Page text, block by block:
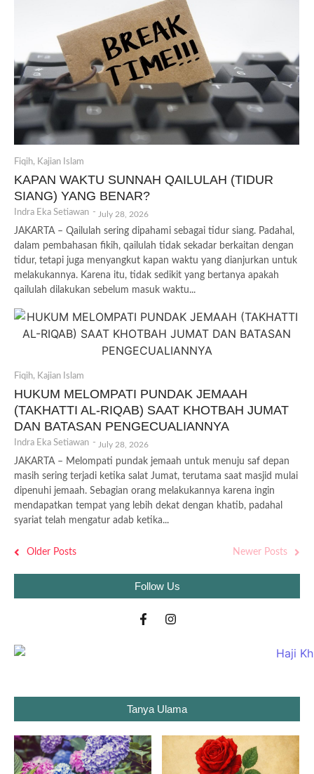
Fiqih, Kajian Islam
KAPAN WAKTU SUNNAH QAILULAH (TIDUR
SIANG) YANG BENAR?
Indra Eka Setiawan - July 28, 2026
JAKARTA – Qailulah sering dipahami sebagai tidur siang. Padahal,
dalam pembahasan fikih, qailulah tidak sekadar berkaitan dengan
tidur, tetapi juga menyangkut kapan waktu yang dianjurkan untuk
melakukannya. Karena itu, tidak sedikit yang bertanya apakah
qailulah dilakukan sebelum masuk waktu...
Fiqih, Kajian Islam
HUKUM MELOMPATI PUNDAK JEMAAH
(TAKHATTI AL-RIQAB) SAAT KHOTBAH JUMAT
DAN BATASAN PENGECUALIANNYA
Indra Eka Setiawan - July 28, 2026
JAKARTA – Melompati pundak jemaah untuk menuju saf depan
masih sering terjadi ketika salat Jumat, terutama saat masjid mulai
dipenuhi jemaah. Sebagian orang melakukannya karena ingin
mendapatkan tempat yang lebih dekat dengan khatib, padahal
syariat telah mengatur adab ketika...
Older Posts Newer Posts
Follow Us
Tanya Ulama